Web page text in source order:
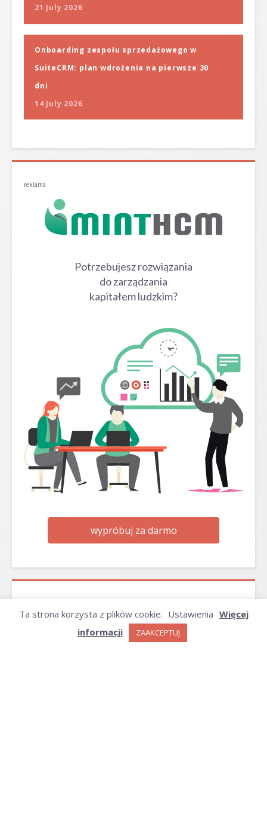
21 July 2026
Onboarding zespołu sprzedażowego w
SuiteCRM: plan wdrożenia na pierwsze 30
dni
14 July 2026
reklama
Potrzebujesz rozwiązania
do zarządzania
kapitałem ludzkim?
wypróbuj za darmo
Ta strona korzysta z plików cookie. Ustawienia Więcej
informacji
ZAAKCEPTUJ